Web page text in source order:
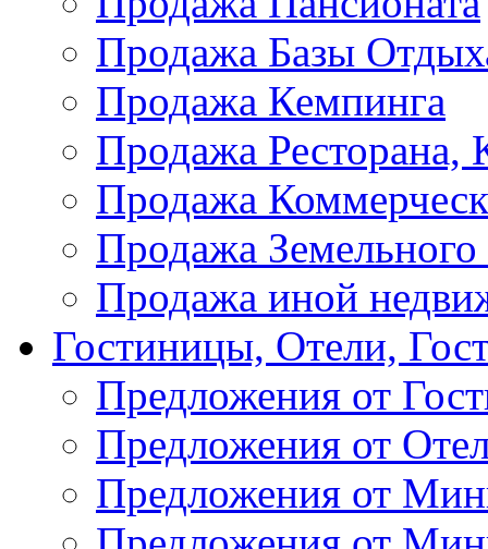
Продажа Базы
Продажа Кемпинга
Продажа Ресторана,
Продажа
Продажа Земельного
Продажа иной
Гостиницы, Отели,
Предложения от
Предложения от
Предложения от